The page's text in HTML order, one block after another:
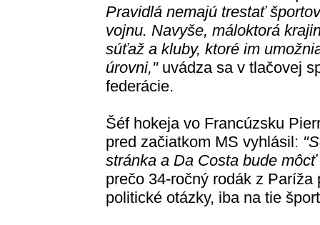
Pravidlá nemajú trestať
vojnu. Navyše, máloktorá
súťaž a kluby, ktoré im
úrovni,"uvádza sa v tlačovej
federácie.
Šéf hokeja vo Francúzsku
pred začiatkom MS vyhlásil:
stránka a Da Costa bude
prečo 34-ročný rodák z
politické otázky, iba na tie